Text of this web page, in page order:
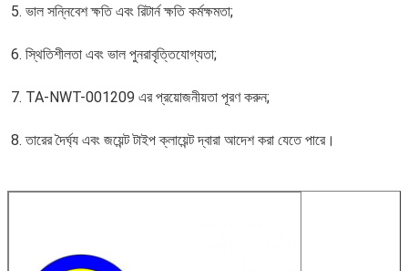
5. ভাল সন্নিবেশ ক্ষতি এবং রিটার্ন ক্ষতি কর্মক্ষমতা;
6. স্থিতিশীলতা এবং ভাল পুনরাবৃত্তিযোগ্যতা;
7. TA-NWT-001209 এর প্রয়োজনীয়তা পূরণ করুন;
8. তারের দৈর্ঘ্য এবং জয়েন্ট টাইপ ক্লায়েন্ট দ্বারা আদেশ করা যেতে পারে।